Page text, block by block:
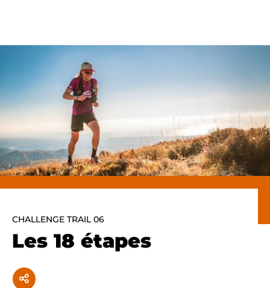
CHALLENGE TRAIL 06
Les 18 étapes